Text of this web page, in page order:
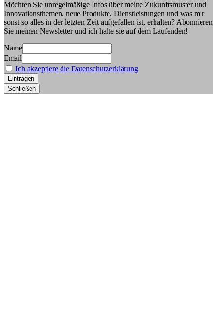
Möchten Sie unregelmäßige Infos über meine Zukunftsmuster und
Innovationsthemen, neue Produkte, Dienstleistungen und was mir
sonst so alles in der letzten Zeit aufgefallen ist, erhalten? Abonnieren
Sie meinen Newsletter und ich halte sie auf dem Laufenden!
Name
Email
Ich akzeptiere die Datenschutzerklärung
Schließen